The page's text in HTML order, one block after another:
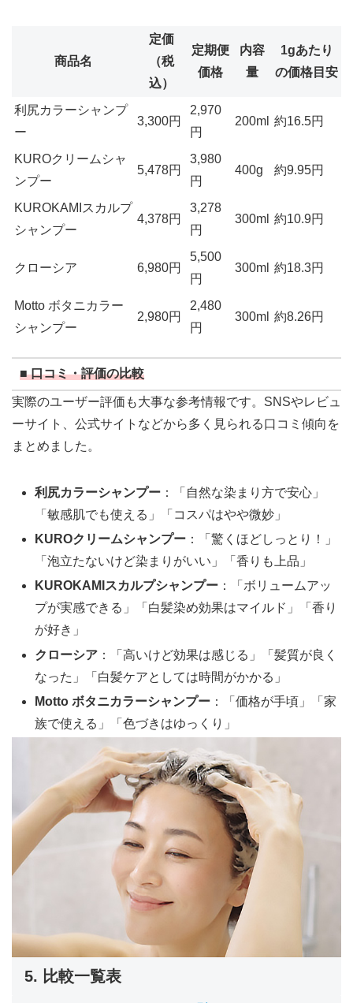
商品名
定価
（税
込）
定期便
価格
内容
量
1gあたり
の価格目安
利尻カラーシャンプ
ー
3,300円
2,970
円
200ml 約16.5円
KUROクリームシャ
ンプー
5,478円
3,980
円
400g 約9.95円
KUROKAMIスカルプ
シャンプー
4,378円
3,278
円
300ml 約10.9円
クローシア 6,980円
5,500
円
300ml 約18.3円
Motto ボタニカラー
シャンプー
2,980円
2,480
円
300ml 約8.26円
■ 口コミ・評価の比較
実際のユーザー評価も大事な参考情報です。SNSやレビュ
ーサイト、公式サイトなどから多く見られる口コミ傾向を
まとめました。
利尻カラーシャンプー ：「自然な染まり方で安心」
「敏感肌でも使える」「コスパはやや微妙」
KUROクリームシャンプー ：「驚くほどしっとり！」
「泡立たないけど染まりがいい」「香りも上品」
KUROKAMIスカルプシャンプー ：「ボリュームアッ
プが実感できる」「白髪染め効果はマイルド」「香り
が好き」
クローシア ：「高いけど効果は感じる」「髪質が良く
なった」「白髪ケアとしては時間がかかる」
Motto ボタニカラーシャンプー ：「価格が手頃」「家
族で使える」「色づきはゆっくり」
5. 比較一覧表